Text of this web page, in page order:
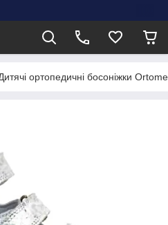
ортопедичні босоніжки